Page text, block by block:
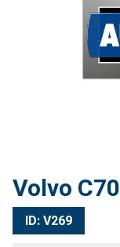
Volvo C70
ID: V269